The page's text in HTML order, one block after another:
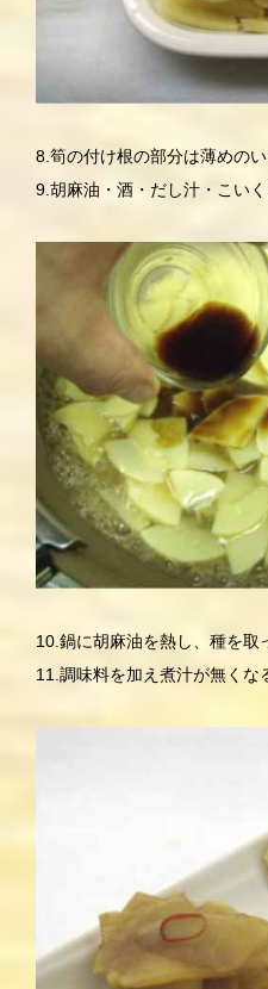
8.筍の付け根の部分は薄めのい
9.胡麻油・酒・だし汁・こいく
10.鍋に胡麻油を熱し、種を取
11.調味料を加え煮汁が無くな